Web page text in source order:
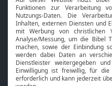
Neuigkeiten
Bibel TV